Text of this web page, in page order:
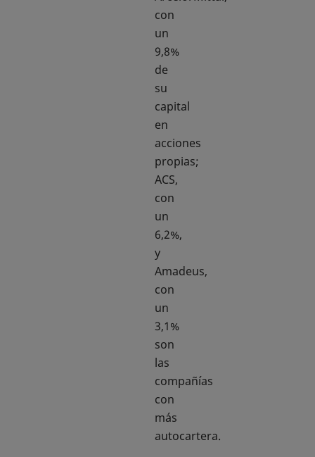
con
un
9,8%
de
su
capital
en
acciones
propias;
ACS,
con
un
6,2%,
y
Amadeus,
con
un
3,1%
son
las
compañías
con
más
autocartera.